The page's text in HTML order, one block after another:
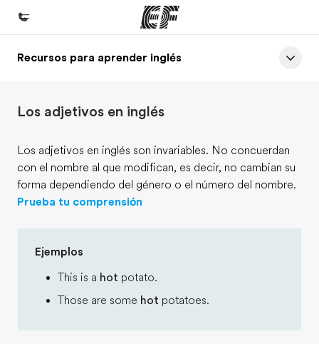
Inicio
Programas
Oficinas
Encuentra una oficina
Quiénes somos
Trabajos
Únete al equipo
Recursos para aprender inglés
Los adjetivos en inglés
Los adjetivos en inglés son invariables. No concuerdan
con el nombre al que modifican, es decir, no cambian su
forma dependiendo del género o el número del nombre.
Prueba tu comprensión
Ejemplos
This is a hot potato.
Those are some hot potatoes.